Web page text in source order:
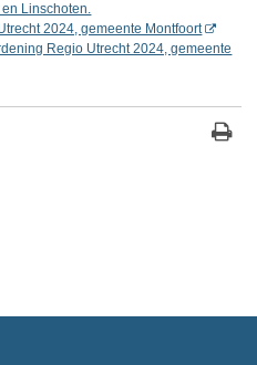
Linschoten.
2024, gemeente Montfoort
Regio Utrecht 2024, gemeente